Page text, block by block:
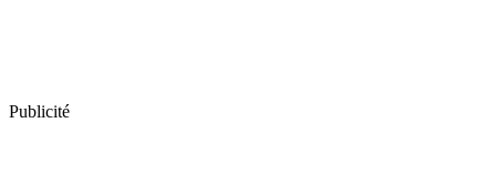
Publicité